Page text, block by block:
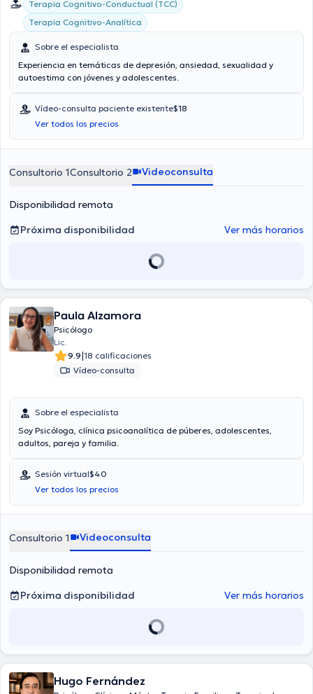
Terapia Cognitivo-Conductual (TCC)
Terapia Cognitivo-Analítica
Sobre el especialista
Experiencia en temáticas de depresión, ansiedad, sexualidad y
autoestima con jóvenes y adolescentes.
Vídeo-consulta paciente existente$18
Ver todos los precios
Consultorio 1Consultorio 2 Videoconsulta
Disponibilidad remota
Próxima disponibilidad
Ver más horarios
Paula Alzamora
Psicólogo
Lic.
9.9|18 calificaciones
Vídeo-consulta
Sobre el especialista
Soy Psicóloga, clínica psicoanalítica de púberes, adolescentes,
adultos, pareja y familia.
Sesión virtual$40
Ver todos los precios
Consultorio 1 Videoconsulta
Disponibilidad remota
Próxima disponibilidad
Ver más horarios
Hugo Fernández